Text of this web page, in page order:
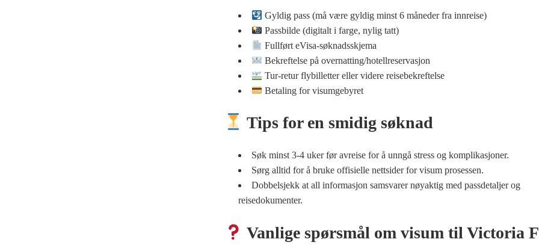
Gyldig pass (må være gyldig minst 6 måneder fra innreise)
Passbilde (digitalt i farge, nylig tatt)
Fullført eVisa-søknadsskjema
Bekreftelse på overnatting/hotellreservasjon
Tur-retur flybilletter eller videre reisebekreftelse
Betaling for visumgebyret
Tips for en smidig søknad
Søk minst 3-4 uker før avreise for å unngå stress og komplikasjoner.
Sørg alltid for å bruke offisielle nettsider for visum prosessen.
Dobbelsjekk at all informasjon samsvarer nøyaktig med passdetaljer og
reisedokumenter.
Vanlige spørsmål om visum til Victoria